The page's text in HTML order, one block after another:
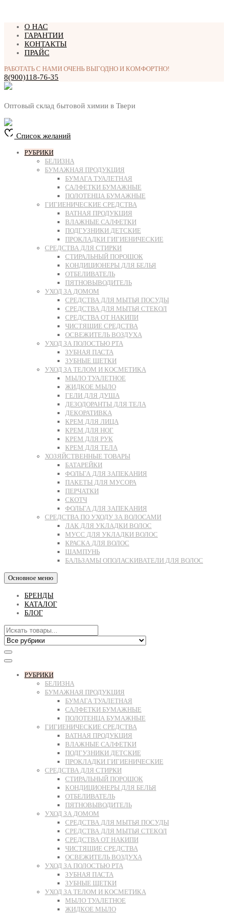
Перейти
содержимому
О НАС
ГАРАНТИИ
КОНТАКТЫ
ПРАЙС
РАБОТАТЬ С НАМИ ОЧЕНЬ ВЫГОДНО И КОМФОРТНО!
8(900)118-76-35
Оптовый склад бытовой химии в Твери
Список желаний
РУБРИКИ
БЕЛИЗНА
БУМАЖНАЯ ПРОДУКЦИЯ
БУМАГА ТУАЛЕТНАЯ
САЛФЕТКИ БУМАЖНЫЕ
ПОЛОТЕНЦА БУМАЖНЫЕ
ГИГИЕНИЧЕСКИЕ СРЕДСТВА
ВАТНАЯ ПРОДУКЦИЯ
ВЛАЖНЫЕ САЛФЕТКИ
ПОДГУЗНИКИ ДЕТСКИЕ
ПРОКЛАДКИ ГИГИЕНИЧЕСКИЕ
СРЕДСТВА ДЛЯ СТИРКИ
СТИРАЛЬНЫЙ ПОРОШОК
КОНДИЦИОНЕРЫ ДЛЯ БЕЛЬЯ
ОТБЕЛИВАТЕЛЬ
ПЯТНОВЫВОДИТЕЛЬ
УХОД ЗА ДОМОМ
СРЕДСТВА ДЛЯ МЫТЬЯ ПОСУДЫ
СРЕДСТВА ДЛЯ МЫТЬЯ СТЕКОЛ
СРЕДСТВА ОТ НАКИПИ
ЧИСТЯЩИЕ СРЕДСТВА
ОСВЕЖИТЕЛЬ ВОЗДУХА
УХОД ЗА ПОЛОСТЬЮ РТА
ЗУБНАЯ ПАСТА
ЗУБНЫЕ ЩЕТКИ
УХОД ЗА ТЕЛОМ И КОСМЕТИКА
МЫЛО ТУАЛЕТНОЕ
ЖИДКОЕ МЫЛО
ГЕЛИ ДЛЯ ДУША
ДЕЗОДОРАНТЫ ДЛЯ ТЕЛА
ДЕКОРАТИВКА
КРЕМ ДЛЯ ЛИЦА
КРЕМ ДЛЯ НОГ
КРЕМ ДЛЯ РУК
КРЕМ ДЛЯ ТЕЛА
ХОЗЯЙСТВЕННЫЕ ТОВАРЫ
БАТАРЕЙКИ
ФОЛЬГА ДЛЯ ЗАПЕКАНИЯ
ПАКЕТЫ ДЛЯ МУСОРА
ПЕРЧАТКИ
СКОТЧ
ФОЛЬГА ДЛЯ ЗАПЕКАНИЯ
СРЕДСТВА ПО УХОДУ ЗА ВОЛОСАМИ
ЛАК ДЛЯ УКЛАДКИ ВОЛОС
МУСС ДЛЯ УКЛАДКИ ВОЛОС
КРАСКА ДЛЯ ВОЛОС
ШАМПУНЬ
БАЛЬЗАМЫ ОПОЛАСКИВАТЕЛИ ДЛЯ ВОЛОС
Основное меню
БРЕНДЫ
КАТАЛОГ
БЛОГ
РУБРИКИ
БЕЛИЗНА
БУМАЖНАЯ ПРОДУКЦИЯ
БУМАГА ТУАЛЕТНАЯ
САЛФЕТКИ БУМАЖНЫЕ
ПОЛОТЕНЦА БУМАЖНЫЕ
ГИГИЕНИЧЕСКИЕ СРЕДСТВА
ВАТНАЯ ПРОДУКЦИЯ
ВЛАЖНЫЕ САЛФЕТКИ
ПОДГУЗНИКИ ДЕТСКИЕ
ПРОКЛАДКИ ГИГИЕНИЧЕСКИЕ
СРЕДСТВА ДЛЯ СТИРКИ
СТИРАЛЬНЫЙ ПОРОШОК
КОНДИЦИОНЕРЫ ДЛЯ БЕЛЬЯ
ОТБЕЛИВАТЕЛЬ
ПЯТНОВЫВОДИТЕЛЬ
УХОД ЗА ДОМОМ
СРЕДСТВА ДЛЯ МЫТЬЯ ПОСУДЫ
СРЕДСТВА ДЛЯ МЫТЬЯ СТЕКОЛ
СРЕДСТВА ОТ НАКИПИ
ЧИСТЯЩИЕ СРЕДСТВА
ОСВЕЖИТЕЛЬ ВОЗДУХА
УХОД ЗА ПОЛОСТЬЮ РТА
ЗУБНАЯ ПАСТА
ЗУБНЫЕ ЩЕТКИ
УХОД ЗА ТЕЛОМ И КОСМЕТИКА
МЫЛО ТУАЛЕТНОЕ
ЖИДКОЕ МЫЛО